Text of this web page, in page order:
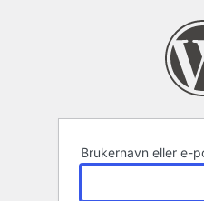
Brukernavn eller e-